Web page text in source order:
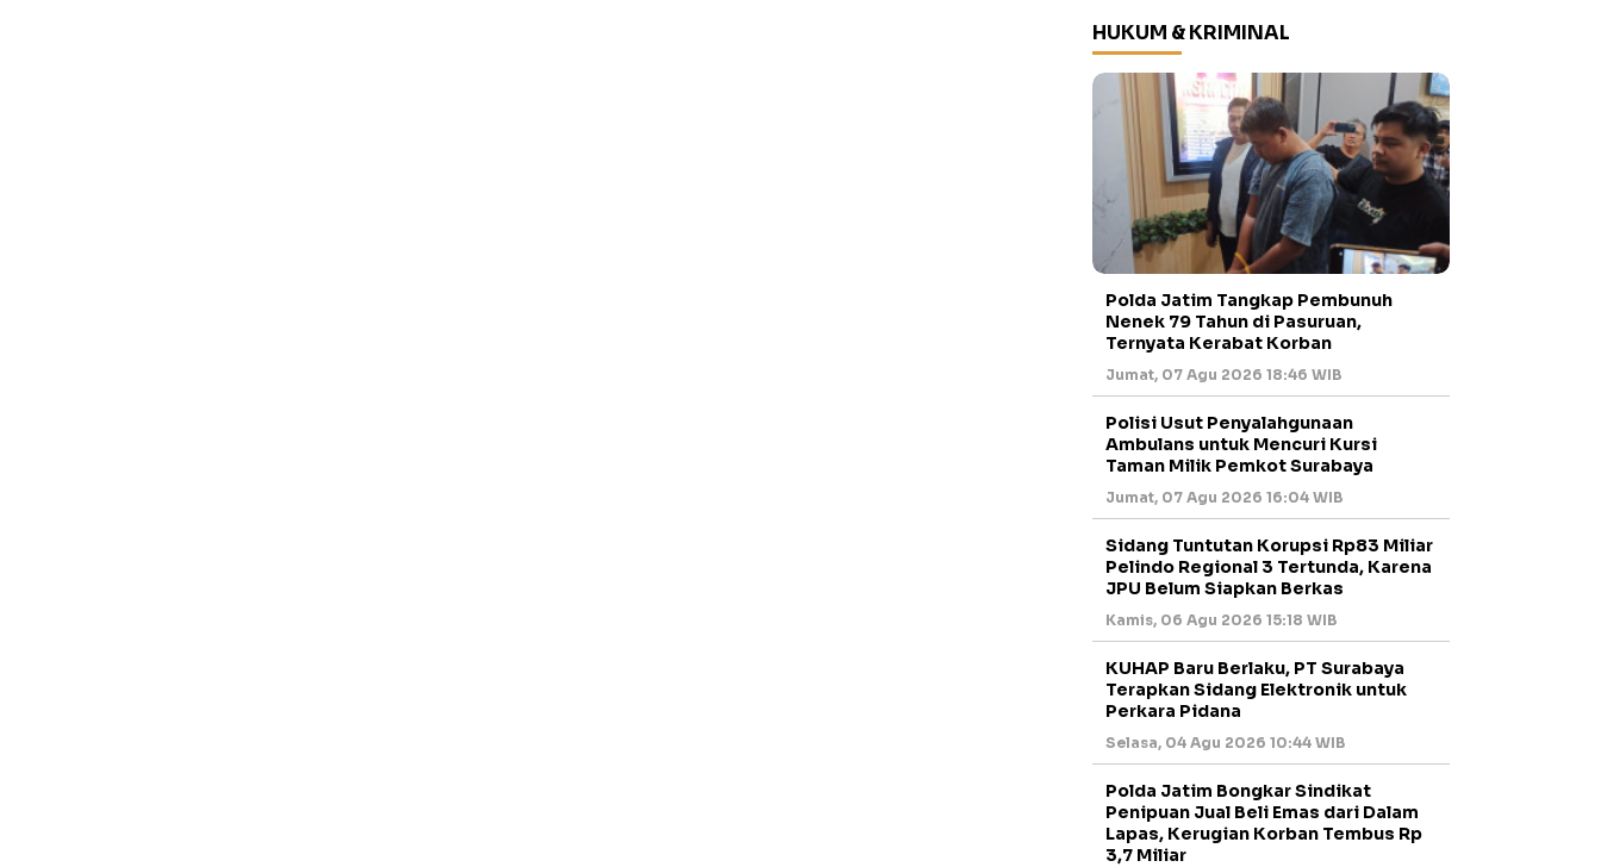
HUKUM & KRIMINAL
Polda Jatim Tangkap Pembunuh
Nenek 79 Tahun di Pasuruan,
Ternyata Kerabat Korban
Jumat, 07 Agu 2026 18:46 WIB
Polisi Usut Penyalahgunaan
Ambulans untuk Mencuri Kursi
Taman Milik Pemkot Surabaya
Jumat, 07 Agu 2026 16:04 WIB
Sidang Tuntutan Korupsi Rp83 Miliar
Pelindo Regional 3 Tertunda, Karena
JPU Belum Siapkan Berkas
Kamis, 06 Agu 2026 15:18 WIB
KUHAP Baru Berlaku, PT Surabaya
Terapkan Sidang Elektronik untuk
Perkara Pidana
Selasa, 04 Agu 2026 10:44 WIB
Polda Jatim Bongkar Sindikat
Penipuan Jual Beli Emas dari Dalam
Lapas, Kerugian Korban Tembus Rp
3,7 Miliar